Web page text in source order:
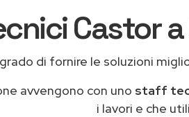
Castor
di fornire le soluzioni
avvengono con uno staff
i lavori e che